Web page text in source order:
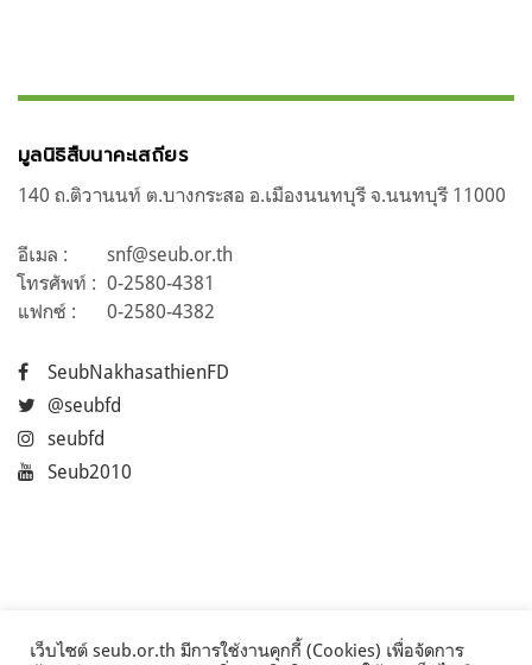
มูลนิธิสืบนาคะเสถียร
140 ถ.ติวานนท์ ต.บางกระสอ อ.เมืองนนทบุรี จ.นนทบุรี 11000
อีเมล :
snf@seub.or.th
โทรศัพท์ : 0-2580-4381
แฟกซ์ :
0-2580-4382
SeubNakhasathienFD
@seubfd
seubfd
Seub2010
เว็บไซต์ seub.or.th มีการใช้งานคุกกี้ (Cookies) เพื่อจัดการ